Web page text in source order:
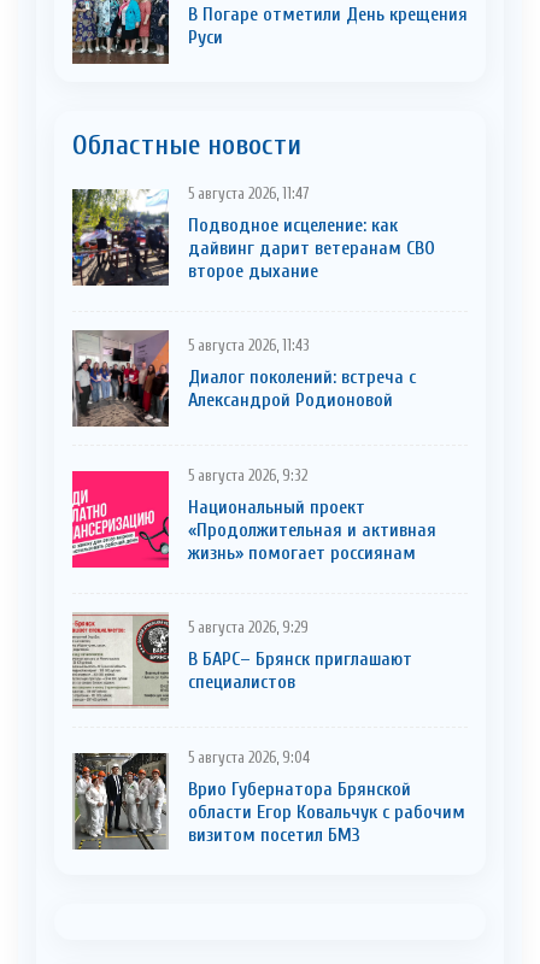
В Погаре отметили День крещения
Руси
Областные новости
5 августа 2026, 11:47
Подводное исцеление: как
дайвинг дарит ветеранам СВО
второе дыхание
5 августа 2026, 11:43
Диалог поколений: встреча с
Александрой Родионовой
5 августа 2026, 9:32
Национальный проект
«Продолжительная и активная
жизнь» помогает россиянам
5 августа 2026, 9:29
В БАРС– Брянcк приглaшают
cпециaлистoв
5 августа 2026, 9:04
Врио Губернатора Брянской
области Егор Ковальчук с рабочим
визитом посетил БМЗ